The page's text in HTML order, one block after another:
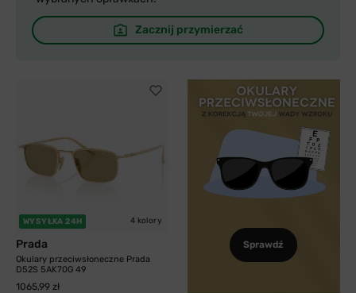
Zacznij przymierzać
WYSYŁKA 24H 4 kolory
Prada
Okulary przeciwsłoneczne Prada
D52S 5AK70G 49
1065,99 zł
Sprawdź